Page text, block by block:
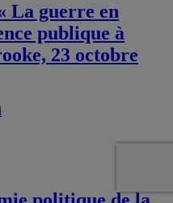
La guerre en
publique à
23 octobre